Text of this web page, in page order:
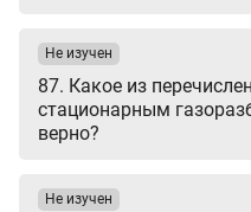
87. Какое из
стационарным
верно?
Не изучен
Не изучен